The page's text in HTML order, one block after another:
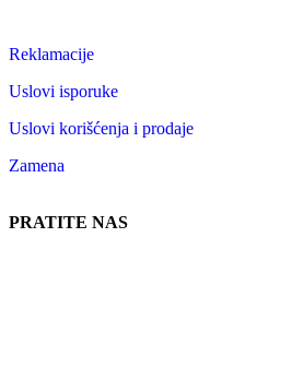
Reklamacije
Uslovi isporuke
Uslovi korišćenja i prodaje
Zamena
PRATITE NAS